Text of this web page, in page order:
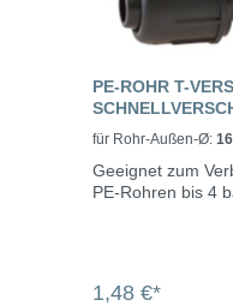
PE-ROHR T-
für Rohr-Außen-Ø:
Geeignet zum
PE-Rohren bis 4
1,48 €*